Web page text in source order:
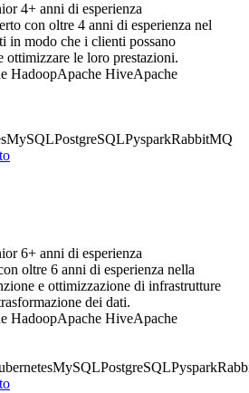
4+ anni di esperienza
con oltre 4 anni di esperienza nel
in modo che i clienti possano
ottimizzare le loro prestazioni.
HadoopApache HiveApache
MySQLPostgreSQLPysparkRabbitMQ
6+ anni di esperienza
oltre 6 anni di esperienza nella
e ottimizzazione di infrastrutture
dei dati.
HadoopApache HiveApache
MySQLPostgreSQLPyspark